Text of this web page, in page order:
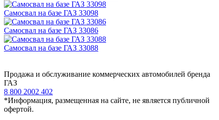
Самосвал на базе ГАЗ 33098
Самосвал на базе ГАЗ 33086
Самосвал на базе ГАЗ 33088
Продажа и обслуживание коммерческих автомобилей бренда
ГАЗ
8 800 2002 402
*Информация, размещенная на сайте, не является публичной
офертой.